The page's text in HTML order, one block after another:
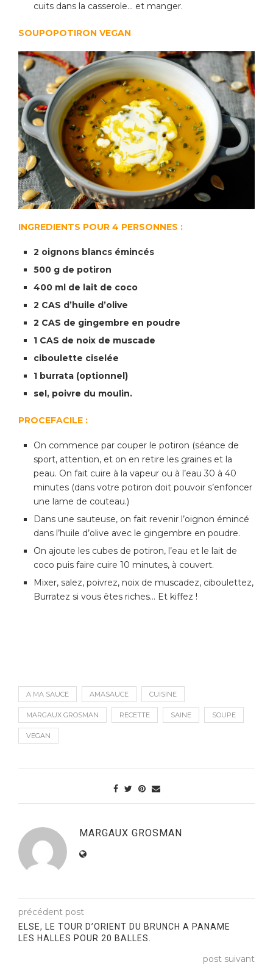
cuits dans la casserole… et manger.
SOUPOPOTIRON VEGAN
INGREDIENTS POUR 4 PERSONNES :
2 oignons blancs émincés
500 g de potiron
400 ml de lait de coco
2 CAS d’huile d’olive
2 CAS de gingembre en poudre
1 CAS de noix de muscade
ciboulette ciselée
1 burrata (optionnel)
sel, poivre du moulin.
PROCEFACILE :
On commence par couper le potiron (séance de
sport, attention, et on en retire les graines et la
peau. On fait cuire à la vapeur ou à l’eau 30 à 40
minutes (dans votre potiron doit pouvoir s’enfoncer
une lame de couteau.)
Dans une sauteuse, on fait revenir l’oignon émincé
dans l’huile d’olive avec le gingembre en poudre.
On ajoute les cubes de potiron, l’eau et le lait de
coco puis faire cuire 10 minutes, à couvert.
Mixer, salez, poivrez, noix de muscadez, ciboulettez,
Burratez si vous êtes riches… Et kiffez !
A MA SAUCE AMASAUCE CUISINE
MARGAUX GROSMAN RECETTE SAINE SOUPE
VEGAN
MARGAUX GROSMAN
précédent post
ELSE, LE TOUR D’ORIENT DU BRUNCH A PANAME
LES HALLES POUR 20 BALLES.
post suivant